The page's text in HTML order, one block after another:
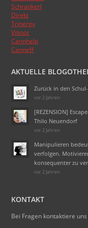
Schrankerl
Direkt
Trinergy
Vitinor
Cannhelp
Canneff
AKTUELLE
Zurück in den
vor 2 Jahren
[REZENSION]
Thilo Neuendorf
vor 2 Jahren
Manipulieren
verfolgen.
konsequenter zu
vor 2 Jahren
KONTAKT
Bei Fragen kontaktiere